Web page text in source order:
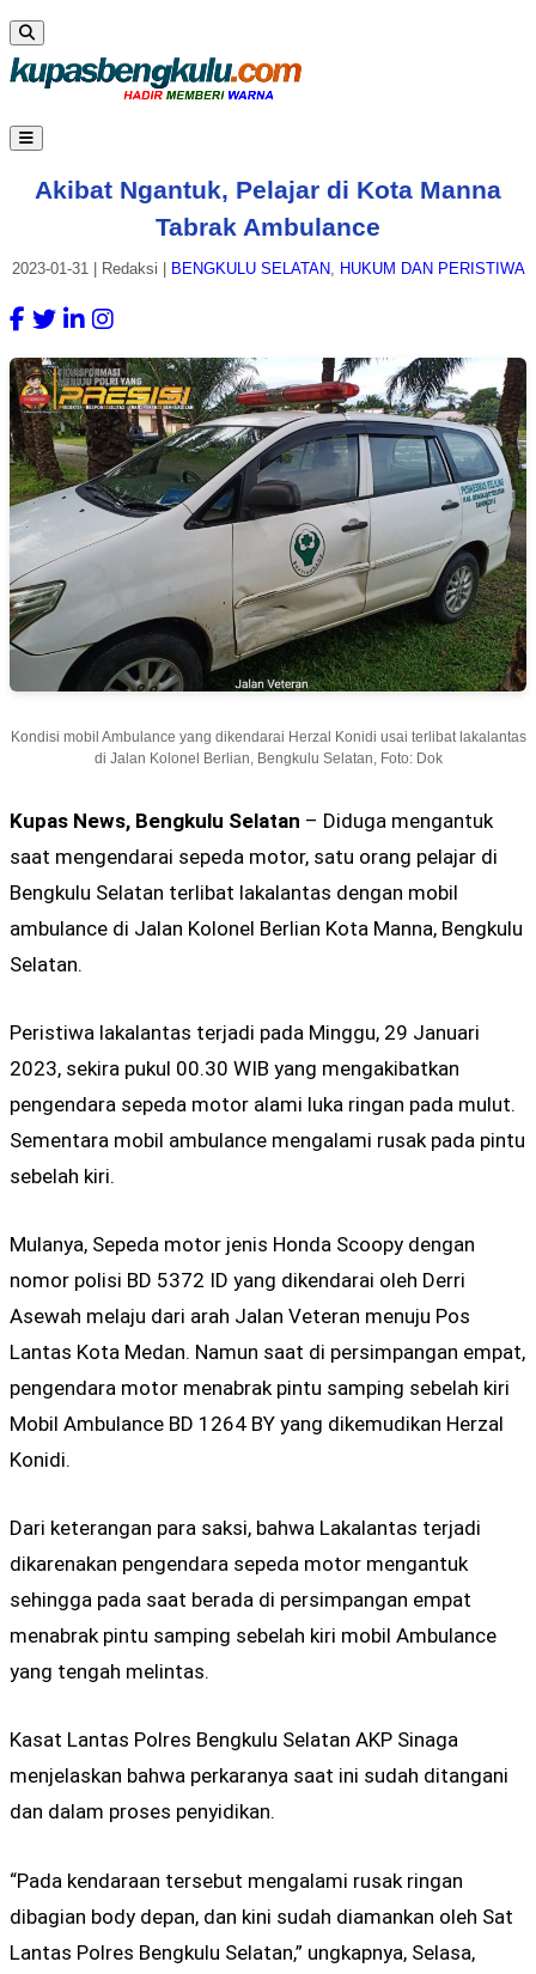
Akibat Ngantuk, Pelajar di Kota Manna
Tabrak Ambulance
2023-01-31| Redaksi BENGKULU SELATAN, HUKUM DAN PERISTIWA
Kondisi mobil Ambulance yang dikendarai Herzal Konidi usai terlibat lakalantas
di Jalan Kolonel Berlian, Bengkulu Selatan, Foto: Dok
Kupas News, Bengkulu Selatan – Diduga mengantuk
saat mengendarai sepeda motor, satu orang pelajar di
Bengkulu Selatan terlibat lakalantas dengan mobil
ambulance di Jalan Kolonel Berlian Kota Manna, Bengkulu
Selatan.
Peristiwa lakalantas terjadi pada Minggu, 29 Januari
2023, sekira pukul 00.30 WIB yang mengakibatkan
pengendara sepeda motor alami luka ringan pada mulut.
Sementara mobil ambulance mengalami rusak pada pintu
sebelah kiri.
Mulanya, Sepeda motor jenis Honda Scoopy dengan
nomor polisi BD 5372 ID yang dikendarai oleh Derri
Asewah melaju dari arah Jalan Veteran menuju Pos
Lantas Kota Medan. Namun saat di persimpangan empat,
pengendara motor menabrak pintu samping sebelah kiri
Mobil Ambulance BD 1264 BY yang dikemudikan Herzal
Konidi.
Dari keterangan para saksi, bahwa Lakalantas terjadi
dikarenakan pengendara sepeda motor mengantuk
sehingga pada saat berada di persimpangan empat
menabrak pintu samping sebelah kiri mobil Ambulance
yang tengah melintas.
Kasat Lantas Polres Bengkulu Selatan AKP Sinaga
menjelaskan bahwa perkaranya saat ini sudah ditangani
dan dalam proses penyidikan.
“Pada kendaraan tersebut mengalami rusak ringan
dibagian body depan, dan kini sudah diamankan oleh Sat
Lantas Polres Bengkulu Selatan,” ungkapnya, Selasa,